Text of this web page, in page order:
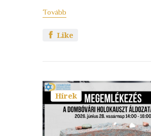
Tovább
Like
Hírek